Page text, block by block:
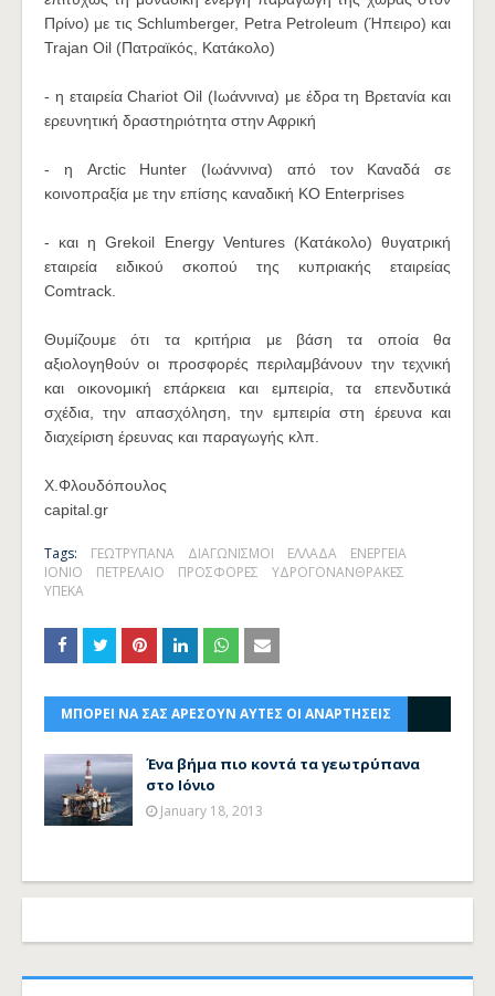
Πρίνο) με τις Schlumberger, Petra Petroleum (Ήπειρο) και
Trajan Oil (Πατραϊκός, Κατάκολο)
- η εταιρεία Chariot Oil (Ιωάννινα) με έδρα τη Βρετανία και
ερευνητική δραστηριότητα στην Αφρική
- η Arctic Hunter (Ιωάννινα) από τον Καναδά σε
κοινοπραξία με την επίσης καναδική ΚΟ Enterprises
- και η Grekoil Energy Ventures (Κατάκολο) θυγατρική
εταιρεία ειδικού σκοπού της κυπριακής εταιρείας
Comtrack.
Θυμίζουμε ότι τα κριτήρια με βάση τα οποία θα
αξιολογηθούν οι προσφορές περιλαμβάνουν την τεχνική
και οικονομική επάρκεια και εμπειρία, τα επενδυτικά
σχέδια, την απασχόληση, την εμπειρία στη έρευνα και
διαχείριση έρευνας και παραγωγής κλπ.
Χ.Φλουδόπουλος
capital.gr
Tags: ΓΕΩΤΡΥΠΑΝΑ ΔΙΑΓΩΝΙΣΜΟΙ ΕΛΛΑΔΑ
ΕΝΕΡΓΕΙΑ
ΙΟΝΙΟ
ΠΕΤΡΕΛΑΙΟ ΠΡΟΣΦΟΡΕΣ
ΥΔΡΟΓΟΝΑΝΘΡΑΚΕΣ
ΥΠΕΚΑ
ΜΠΟΡΕΙ ΝΑ ΣΑΣ ΑΡΕΣΟΥΝ ΑΥΤΕΣ ΟΙ ΑΝΑΡΤΗΣΕΙΣ
Ένα βήμα πιο κοντά τα γεωτρύπανα
στο Ιόνιο
January 18, 2013